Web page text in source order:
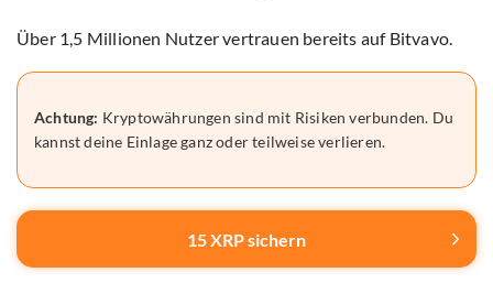
Über 1,5 Millionen Nutzer vertrauen bereits auf Bitvavo.
Achtung: Kryptowährungen sind mit Risiken verbunden. Du
kannst deine Einlage ganz oder teilweise verlieren.
15 XRP sichern